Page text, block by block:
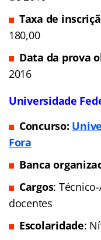
Taxa de
180,00
Data da prova
2016
Universidade
Concurso:
Fora
Banca
Cargos:
docentes
Escolaridade: